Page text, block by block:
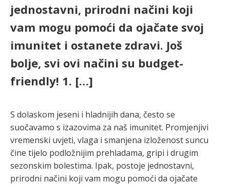
jednostavni, prirodni načini koji
vam mogu pomoći da ojačate svoj
imunitet i ostanete zdravi. Još
bolje, svi ovi načini su budget-
friendly! 1. […]
S dolaskom jeseni i hladnijih dana, često se
suočavamo s izazovima za naš imunitet. Promjenjivi
vremenski uvjeti, vlaga i smanjena izloženost suncu
čine tijelo podložnijim prehladama, gripi i drugim
sezonskim bolestima. Ipak, postoje jednostavni,
prirodni načini koji vam mogu pomoći da ojačate